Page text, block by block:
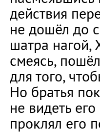
действия
не дошёл до
шатра нагой,
смеясь,
для того,
Но братья
не видеть
проклял его